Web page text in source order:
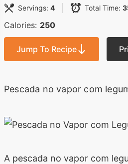
Servings: 4 Total Time:
Calories: 250
Jump To Recipe
Pescada no vapor com
A pescada no vapor com